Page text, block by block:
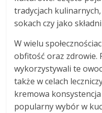
tradycjach
sokach czy jako
W wielu
obfitość oraz zdrowie.
wykorzystywali te
także w celach
kremowa
popularny wybór w